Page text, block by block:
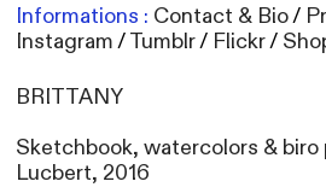
Informations : Contact & Bio/
Instagram/Tumblr/ Flickr/
BRITTANY
Sketchbook, watercolors &
Lucbert, 2016